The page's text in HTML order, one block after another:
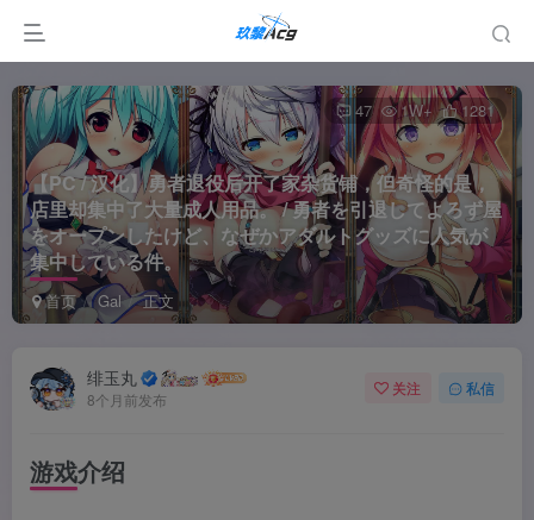
【PC / 汉化】勇者退役后开了家杂货铺，但奇怪的是，
店里却集中了大量成人用品。 / 勇者を引退してよろず屋
をオープンしたけど、なぜかアダルトグッズに人気が
集中している件。
首页 Gal 正文
47 1W+ 1281
绯玉丸
8个月前发布
关注 私信
游戏介绍